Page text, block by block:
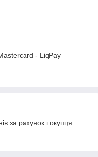
- LiqPay
за рахунок покупця